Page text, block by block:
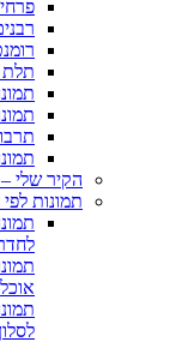
תלת
הקיר שלי
תמונות
אוכל